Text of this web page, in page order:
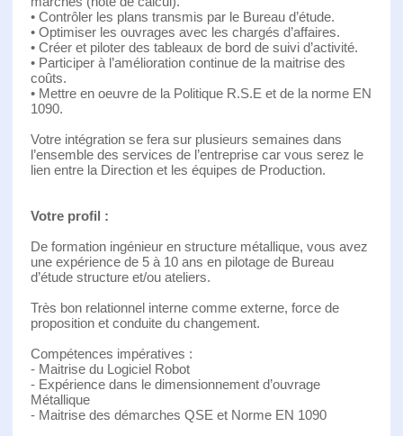
• Contrôler les plans transmis par le Bureau d’étude.
• Optimiser les ouvrages avec les chargés d’affaires.
• Créer et piloter des tableaux de bord de suivi d’activité.
• Participer à l’amélioration continue de la maitrise des
coûts.
• Mettre en oeuvre de la Politique R.S.E et de la norme EN
1090.
Votre intégration se fera sur plusieurs semaines dans
l’ensemble des services de l’entreprise car vous serez le
lien entre la Direction et les équipes de Production.
Votre profil :
De formation ingénieur en structure métallique, vous avez
une expérience de 5 à 10 ans en pilotage de Bureau
d’étude structure et/ou ateliers.
Très bon relationnel interne comme externe, force de
proposition et conduite du changement.
Compétences impératives :
- Maitrise du Logiciel Robot
- Expérience dans le dimensionnement d’ouvrage
Métallique
- Maitrise des démarches QSE et Norme EN 1090